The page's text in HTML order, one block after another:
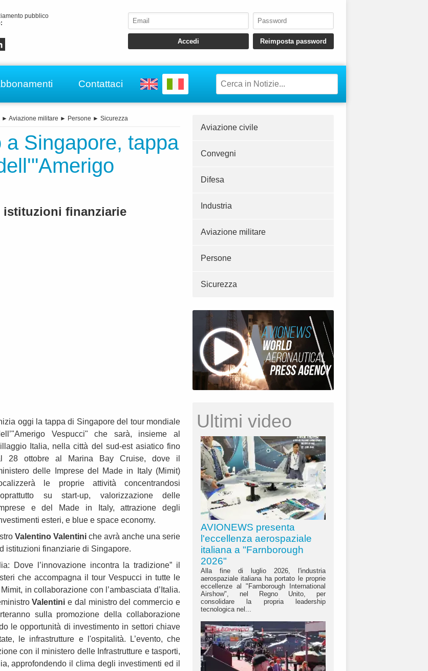
pubblico
Contattaci
► Aviazione militare ► Persone ► Sicurezza
Singapore, tappa
istituzioni finanziarie
oggi la tappa di Singapore del tour mondiale
Vespucci" che sarà, insieme al
Italia, nella città del sud-est asiatico fino
28 ottobre al Marina Bay Cruise, dove il
delle Imprese del Made in Italy (Mimit)
le proprie attività concentrandosi
su start-up, valorizzazione delle
e del Made in Italy, attrazione degli
esteri, e blue e space economy.
Valentino Valentini che avrà anche una serie
istituzioni finanziarie di Singapore.
Dove l’innovazione incontra la tradizione” il
che accompagna il tour Vespucci in tutte le
in collaborazione con l’ambasciata d’Italia.
Valentini e dal ministro del commercio e
sulla promozione della collaborazione
le opportunità di investimento in settori chiave
le infrastrutture e l'ospitalità. L’evento, che
con il ministero delle Infrastrutture e tasporti,
approfondendo il clima degli investimenti ed il
Aviazione civile
Convegni
Difesa
Industria
Aviazione militare
Persone
Sicurezza
Ultimi video
AVIONEWS presenta
l'eccellenza aerospaziale
italiana a "Farnborough
2026"
Alla fine di luglio 2026, l'industria
aerospaziale italiana ha portato le proprie
eccellenze al "Farnborough International
Airshow", nel Regno Unito, per
consolidare la propria leadership
tecnologica nel...